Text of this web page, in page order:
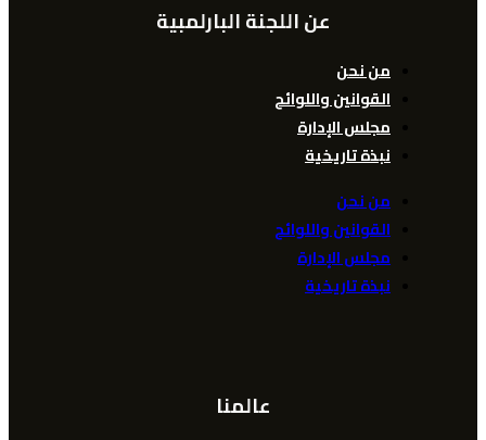
عن اللجنة البارلمبية
من نحن
القوانين واللوائح
مجلس الإدارة
نبذة تاريخية
من نحن
القوانين واللوائح
مجلس الإدارة
نبذة تاريخية
عالمنا